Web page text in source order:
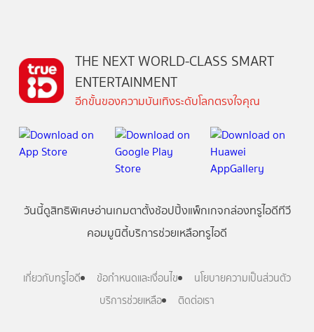
THE NEXT WORLD-CLASS SMART
ENTERTAINMENT
อีกขั้นของความบันเทิงระดับโลกตรงใจคุณ
วันนี้ดูสิทธิพิเศษอ่านเกมตาตั้งช้อปปิ้งแพ็กเกจกล่องทรูไอดีทีวี
คอมมูนิตี้บริการช่วยเหลือทรูไอดี
เกี่ยวกับทรูไอดี ข้อกำหนดและเงื่อนไข
นโยบายความเป็นส่วนตัว
บริการช่วยเหลือ
ติดต่อเรา